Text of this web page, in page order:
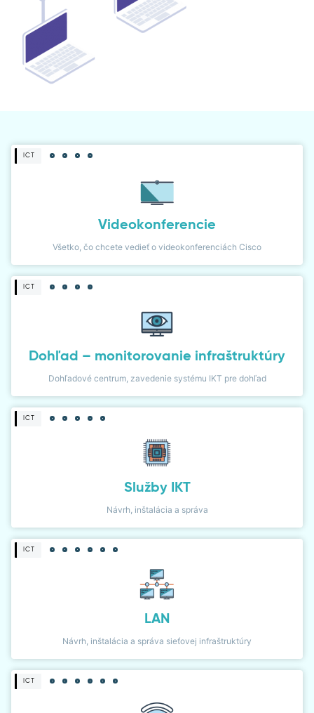
DIALER
NETWORK MONITOR
ICT
Videokonferencie
Všetko, čo chcete vedieť o videokonferenciách Cisco
ICT
Dohľad – monitorovanie infraštruktúry
Dohľadové centrum, zavedenie systému IKT pre dohľad
ICT
Služby IKT
Návrh, inštalácia a správa
ICT
LAN
Návrh, inštalácia a správa sieťovej infraštruktúry
ICT